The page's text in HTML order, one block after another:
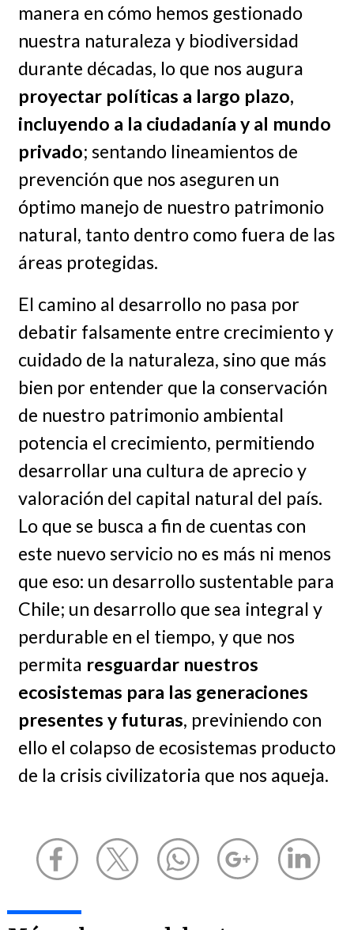
manera en cómo hemos gestionado
nuestra naturaleza y biodiversidad
durante décadas, lo que nos augura
proyectar políticas a largo plazo,
incluyendo a la ciudadanía y al mundo
privado; sentando lineamientos de
prevención que nos aseguren un
óptimo manejo de nuestro patrimonio
natural, tanto dentro como fuera de las
áreas protegidas.
El camino al desarrollo no pasa por
debatir falsamente entre crecimiento y
cuidado de la naturaleza, sino que más
bien por entender que la conservación
de nuestro patrimonio ambiental
potencia el crecimiento, permitiendo
desarrollar una cultura de aprecio y
valoración del capital natural del país.
Lo que se busca a fin de cuentas con
este nuevo servicio no es más ni menos
que eso: un desarrollo sustentable para
Chile; un desarrollo que sea integral y
perdurable en el tiempo, y que nos
permita resguardar nuestros
ecosistemas para las generaciones
presentes y futuras, previniendo con
ello el colapso de ecosistemas producto
de la crisis civilizatoria que nos aqueja.